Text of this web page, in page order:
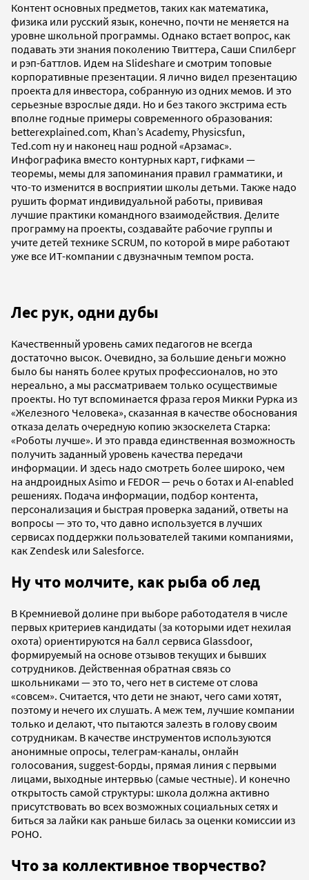
Контент основных предметов, таких как математика,
физика или русский язык, конечно, почти не меняется на
уровне школьной программы. Однако встает вопрос, как
подавать эти знания поколению Твиттера, Саши Спилберг
и рэп-баттлов. Идем на Slideshare и смотрим топовые
корпоративные презентации. Я лично видел презентацию
проекта для инвестора, собранную из одних мемов. И это
серьезные взрослые дяди. Но и без такого экстрима есть
вполне годные примеры современного образования:
betterexplained.com, Khan’s Academy, Physicsfun,
Ted.com ну и наконец наш родной «Арзамас».
Инфографика вместо контурных карт, гифками —
теоремы, мемы для запоминания правил грамматики, и
что-то изменится в восприятии школы детьми. Также надо
рушить формат индивидуальной работы, прививая
лучшие практики командного взаимодействия. Делите
программу на проекты, создавайте рабочие группы и
учите детей технике SCRUM, по которой в мире работают
уже все ИТ-компании с двузначным темпом роста.
Лес рук, одни дубы
Качественный уровень самих педагогов не всегда
достаточно высок. Очевидно, за большие деньги можно
было бы нанять более крутых профессионалов, но это
нереально, а мы рассматриваем только осуществимые
проекты. Но тут вспоминается фраза героя Микки Рурка из
«Железного Человека», сказанная в качестве обоснования
отказа делать очередную копию экзоскелета Старка:
«Роботы лучше». И это правда единственная возможность
получить заданный уровень качества передачи
информации. И здесь надо смотреть более широко, чем
на андроидных Asimo и FEDOR — речь о ботах и AI-enabled
решениях. Подача информации, подбор контента,
персонализация и быстрая проверка заданий, ответы на
вопросы — это то, что давно используется в лучших
сервисах поддержки пользователей такими компаниями,
как Zendesk или Salesforce.
Ну что молчите, как рыба об лед
В Кремниевой долине при выборе работодателя в числе
первых критериев кандидаты (за которыми идет нехилая
охота) ориентируются на балл сервиса Glassdoor,
формируемый на основе отзывов текущих и бывших
сотрудников. Действенная обратная связь со
школьниками — это то, чего нет в системе от слова
«совсем». Считается, что дети не знают, чего сами хотят,
поэтому и нечего их слушать. А меж тем, лучшие компании
только и делают, что пытаются залезть в голову своим
сотрудникам. В качестве инструментов используются
анонимные опросы, телеграм-каналы, онлайн
голосования, suggest-борды, прямая линия с первыми
лицами, выходные интервью (самые честные). И конечно
открытость самой структуры: школа должна активно
присутствовать во всех возможных социальных сетях и
биться за лайки как раньше билась за оценки комиссии из
РОНО.
Что за коллективное творчество?